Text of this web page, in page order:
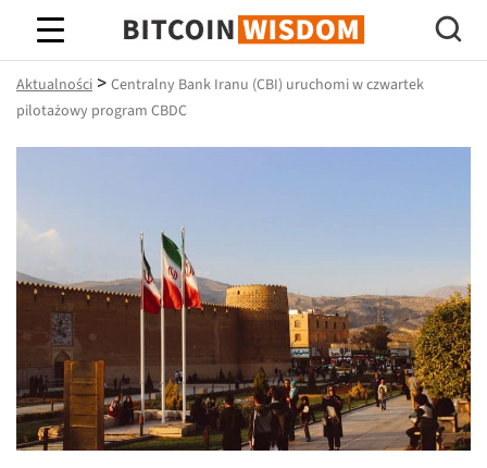
Mądrość Bitcoina
Aktualności > Centralny Bank Iranu (CBI) uruchomi w czwartek
pilotażowy program CBDC